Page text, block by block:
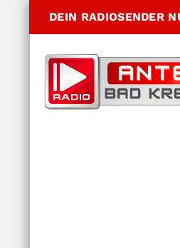
DEIN RADIOSENDER